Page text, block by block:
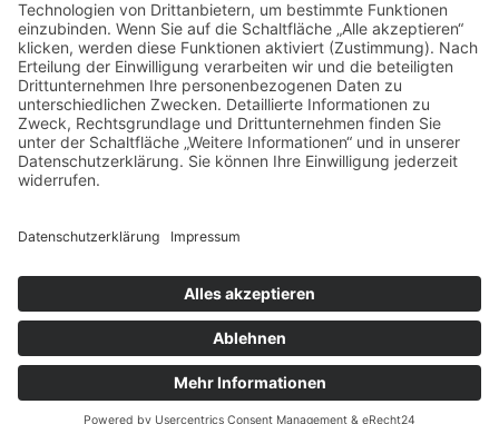
IPA BJJ  Hamburg
Fragen?
0176 913 858 71
Start
Über uns
Preise
Trainingsplan
Übersicht
Kindertrainng
Impressum
Datenschutz